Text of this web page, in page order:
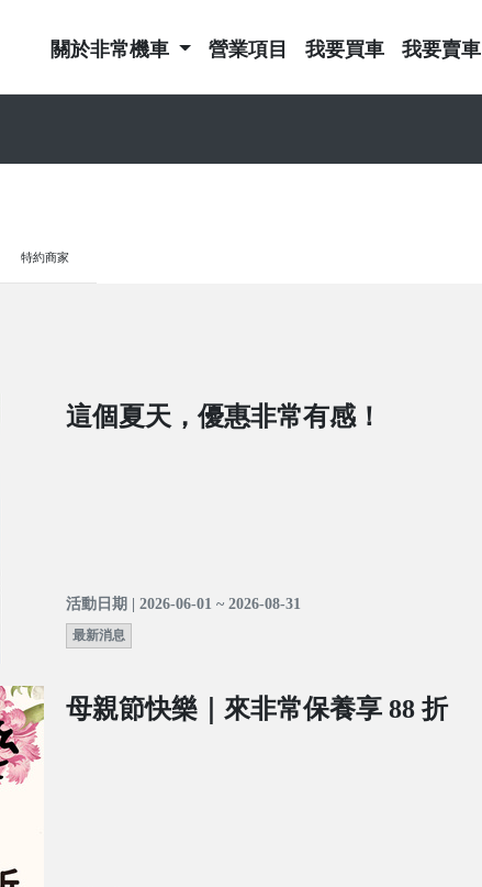
關於非常機車 營業項目 我要買車 我要賣車
特約商家
這個夏天，優惠非常有感！
活動日期 | 2026-06-01 ~ 2026-08-31
最新消息
母親節快樂｜來非常保養享 88 折